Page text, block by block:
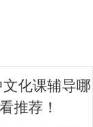
化课辅导哪
推荐！